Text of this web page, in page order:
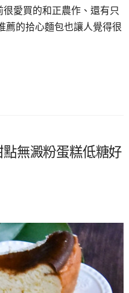
愛買的和正農作、還有只
薦的拾心麵包也讓人覺得很
無澱粉蛋糕低糖好